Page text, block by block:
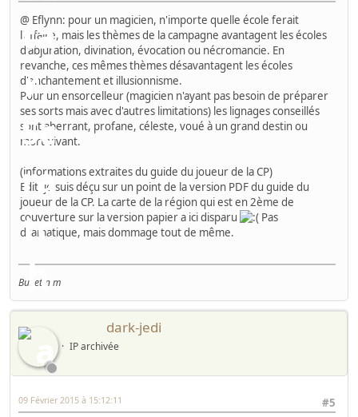
@ Eflynn: pour un magicien, n'importe quelle école ferait
l'affaire, mais les thèmes de la campagne avantagent les écoles
d'abjuration, divination, évocation ou nécromancie. En
revanche, ces mêmes thèmes désavantagent les écoles
d'enchantement et illusionnisme.
Pour un ensorcelleur (magicien n'ayant pas besoin de préparer
ses sorts mais avec d'autres limitations) les lignages conseillés
sont aberrant, profane, céleste, voué à un grand destin ou
mort-vivant.
(informations extraites du guide du joueur de la CP)
Edit: je suis déçu sur un point de la version PDF du guide du
joueur de la CP. La carte de la région qui est en 2ème de
couverture sur la version papier a ici disparu
Pas
dramatique, mais dommage tout de même.
Bulletin m
dark-jedi
IP archivée
#5
09 Février 2015 à 15:12:11